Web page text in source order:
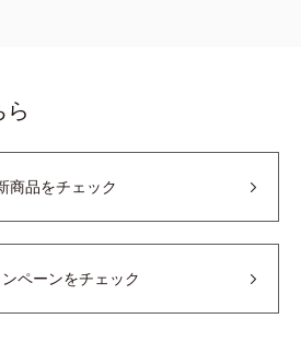
商品をチェック
ペーンをチェック